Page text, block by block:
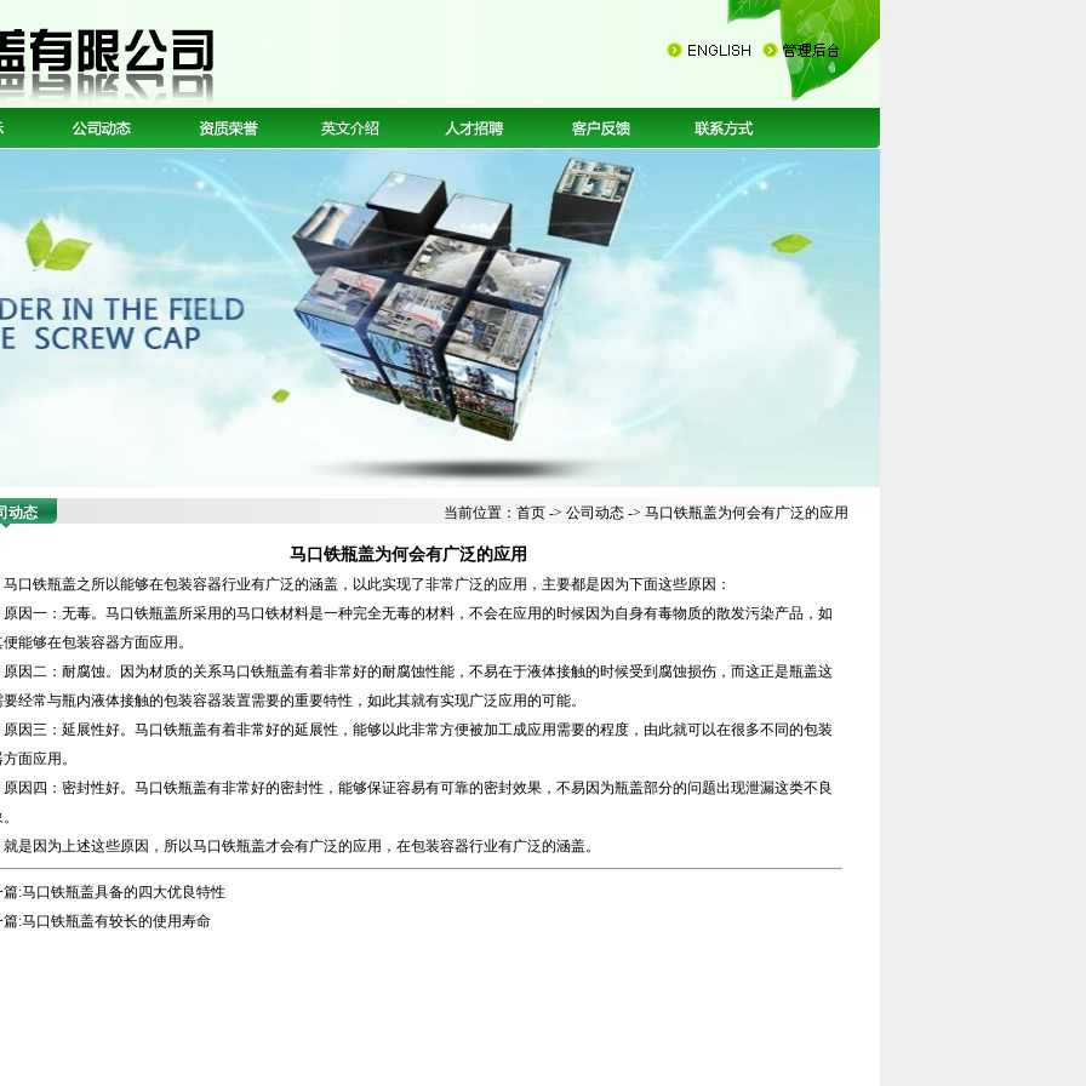
动态 当前位置： 首页-> 公司动态-> 马口铁瓶盖为何会有广泛的应用
马口铁瓶盖为何会有广泛的应用
马口铁瓶盖之所以能够在包装容器行业有广泛的涵盖，以此实现了非常广泛的应用，主要都是因为下面这些原因：
一：无毒。马口铁瓶盖所采用的马口铁材料是一种完全无毒的材料，不会在应用的时候因为自身有毒物质的散发污染产品，如
能够在包装容器方面应用。
二：耐腐蚀。因为材质的关系马口铁瓶盖有着非常好的耐腐蚀性能，不易在于液体接触的时候受到腐蚀损伤，而这正是瓶盖这
经常与瓶内液体接触的包装容器装置需要的重要特性，如此其就有实现广泛应用的可能。
三：延展性好。马口铁瓶盖有着非常好的延展性，能够以此非常方便被加工成应用需要的程度，由此就可以在很多不同的包装
面应用。
四：密封性好。马口铁瓶盖有非常好的密封性，能够保证容易有可靠的密封效果，不易因为瓶盖部分的问题出现泄漏这类不良
因为上述这些原因，所以马口铁瓶盖才会有广泛的应用，在包装容器行业有广泛的涵盖。
篇:马口铁瓶盖具备的四大优良特性
篇:马口铁瓶盖有较长的使用寿命